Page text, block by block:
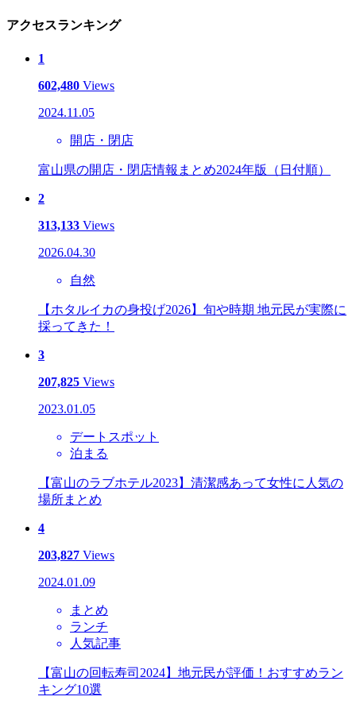
アクセスランキング
1
602,480 Views
2024.11.05
開店・閉店
富山県の開店・閉店情報まとめ2024年版（日付順）
2
313,133 Views
2026.04.30
自然
【ホタルイカの身投げ2026】旬や時期 地元民が実際に
採ってきた！
3
207,825 Views
2023.01.05
デートスポット
泊まる
【富山のラブホテル2023】清潔感あって女性に人気の
場所まとめ
4
203,827 Views
2024.01.09
まとめ
ランチ
人気記事
【富山の回転寿司2024】地元民が評価！おすすめラン
キング10選